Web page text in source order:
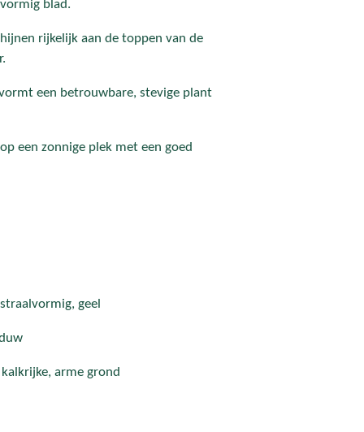
blad.
rijkelijk aan de toppen van de
een betrouwbare, stevige plant
een zonnige plek met een goed
geel
arme grond